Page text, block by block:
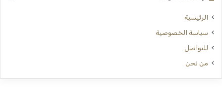
الرئيسية
سياسة الخصوصية
للتواصل
من نحن